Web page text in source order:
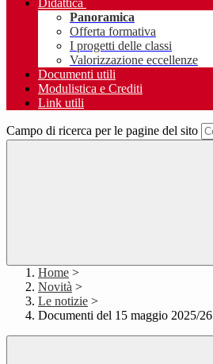
Didattica
Panoramica
Offerta formativa
I progetti delle classi
Valorizzazione eccellenze
Documenti utili
Modulistica e Crediti
Link utili
Campo di ricerca per le pagine del sito
Home >
Novità >
Le notizie >
Documenti del 15 maggio 2025/26